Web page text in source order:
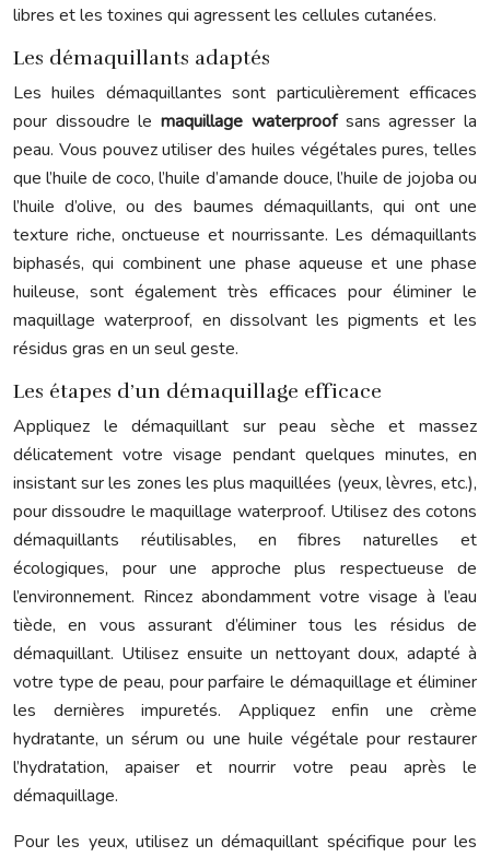
libres et les toxines qui agressent les cellules cutanées.
Les démaquillants adaptés
Les huiles démaquillantes sont particulièrement efficaces
pour dissoudre lemaquillage waterproof sans agresser la
peau. Vous pouvez utiliser des huiles végétales pures, telles
que l’huile de coco, l’huile d’amande douce, l’huile de jojoba ou
l’huile d’olive, ou des baumes démaquillants, qui ont une
texture riche, onctueuse et nourrissante. Les démaquillants
biphasés, qui combinent une phase aqueuse et une phase
huileuse, sont également très efficaces pour éliminer le
maquillage waterproof, en dissolvant les pigments et les
résidus gras en un seul geste.
Les étapes d’un démaquillage efficace
Appliquez le démaquillant sur peau sèche et massez
délicatement votre visage pendant quelques minutes, en
insistant sur les zones les plus maquillées (yeux, lèvres, etc.),
pour dissoudre le maquillage waterproof. Utilisez des cotons
démaquillants réutilisables, en fibres naturelles et
écologiques, pour une approche plus respectueuse de
l’environnement. Rincez abondamment votre visage à l’eau
tiède, en vous assurant d’éliminer tous les résidus de
démaquillant. Utilisez ensuite un nettoyant doux, adapté à
votre type de peau, pour parfaire le démaquillage et éliminer
les dernières impuretés. Appliquez enfin une crème
hydratante, un sérum ou une huile végétale pour restaurer
l’hydratation, apaiser et nourrir votre peau après le
démaquillage.
Pour les yeux, utilisez un démaquillant spécifique pour les